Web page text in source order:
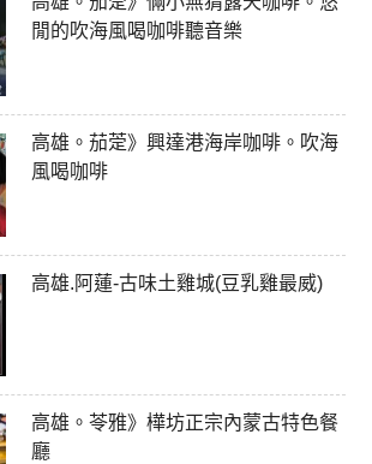
閒的吹海風喝咖啡聽音樂
高雄。茄萣》興達港海岸咖啡。吹海
風喝咖啡
高雄.阿蓮-古味土雞城(豆乳雞最威)
高雄。苓雅》樺坊正宗內蒙古特色餐
廳